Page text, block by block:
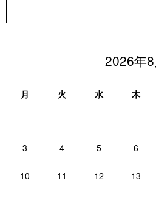
2026年8
月 火 水 木
3 4 5 6
10 11 12 13